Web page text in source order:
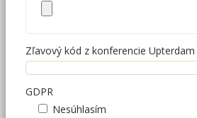
Zľavový kód z konferencie Upterdam
GDPR
Nesúhlasím